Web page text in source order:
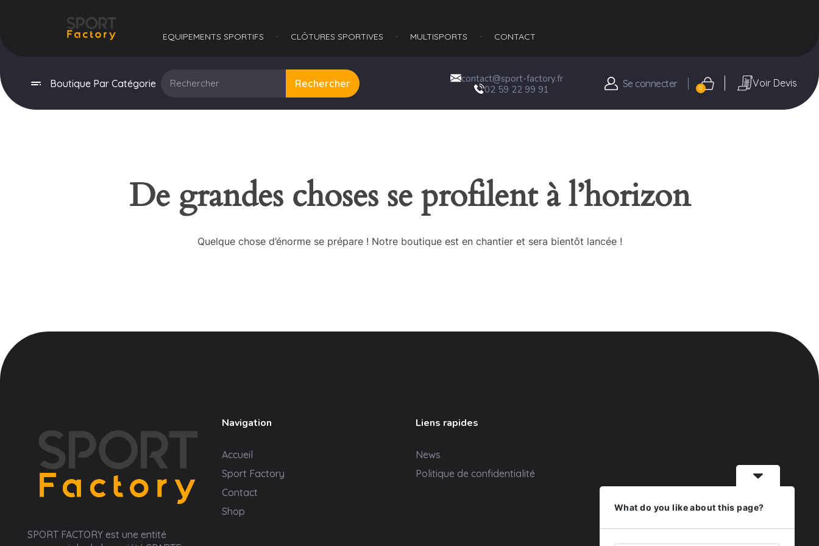
EQUIPEMENTS SPORTIFS​ CLÔTURES SPORTIVES MULTISPORTS​ CONTACT
Boutique Par Catégorie Rechercher
contact@sport-factory.fr
02 59 22 99 91
Se connecter 0 Voir Devis
De grandes choses se profilent à l’horizon
Quelque chose d’énorme se prépare ! Notre boutique est en chantier et sera bientôt lancée !
SPORT FACTORY est une entité
Navigation
Accueil
Sport Factory
Contact
Shop
Liens rapides
News
Politique de confidentialité
What do you like about this page?